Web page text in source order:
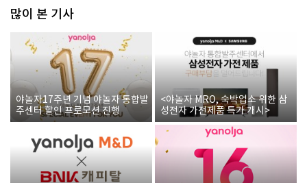
많이 본 기사
야놀자17주년 기념 야놀자 통합발
주센터 할인 프로모션 진행
<야놀자 MRO, 숙박업소 위한 삼
성전자 가전제품 특가 개시>